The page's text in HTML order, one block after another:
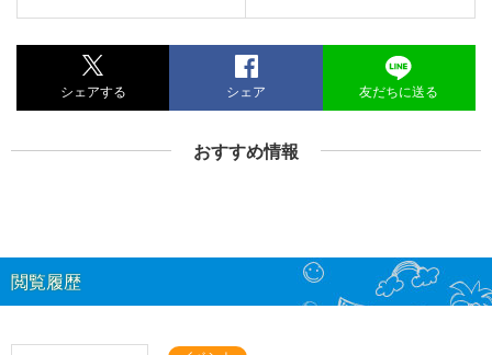
シェアする シェア 友だちに送る
おすすめ情報
閲覧履歴